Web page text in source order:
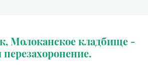
Молоканское кладбище -